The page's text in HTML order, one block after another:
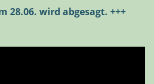
28.06. wird abgesagt. +++